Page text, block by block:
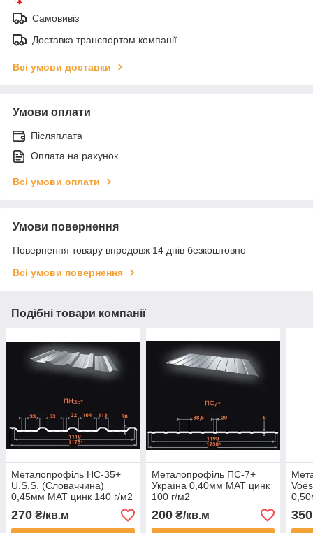
Самовивіз
Доставка транспортом компанії
Всі умови доставки
Умови оплати
Післяплата
Оплата на рахунок
Всі умови оплати
Умови повернення
Повернення товару впродовж 14 днів безкоштовно
Всі умови повернення
Подібні товари компанії
Металопрофіль НС-35+
U.S.S. (Словаччина)
0,45мм МАТ цинк 140 г/м2
270 ₴/кв.м
Металопрофіль ПС-7+
Україна 0,40мм МАТ цинк
100 г/м2
200₴/кв.м
120
350